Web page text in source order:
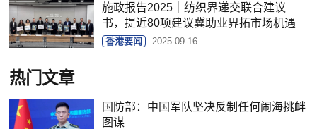
施政报告2025｜纺织界递交联合建议
书，提近80项建议冀助业界拓市场机遇
香港要闻 2025-09-16
热门文章
国防部：中国军队坚决反制任何闹海挑衅
图谋